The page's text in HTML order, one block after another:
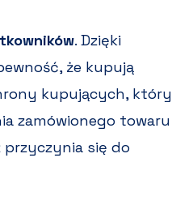
. Dzięki
że kupują
kupujących, który
zamówionego towaru
się do